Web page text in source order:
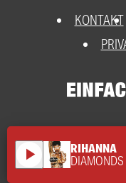
KONTAKT
play_arrow RIHANNA
DIAMONDS